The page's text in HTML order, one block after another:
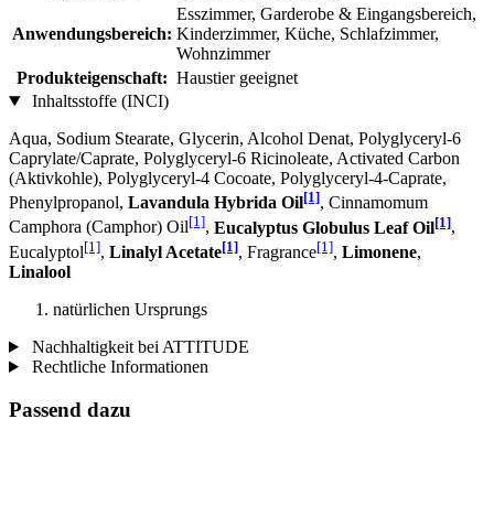
Anwendungsbereich:
Esszimmer, Garderobe & Eingangsbereich,
Kinderzimmer, Küche, Schlafzimmer,
Wohnzimmer
Produkteigenschaft: Haustier geeignet
Inhaltsstoffe (INCI)
Aqua, Sodium Stearate, Glycerin, Alcohol Denat, Polyglyceryl-6
Caprylate/Caprate, Polyglyceryl-6 Ricinoleate, Activated Carbon
(Aktivkohle), Polyglyceryl-4 Cocoate, Polyglyceryl-4-Caprate,
Phenylpropanol, Lavandula Hybrida Oil[1], Cinnamomum
Camphora (Camphor) Oil[1], Eucalyptus Globulus Leaf Oil[1],
Eucalyptol[1], Linalyl Acetate[1], Fragrance[1], Limonene,
Linalool
natürlichen Ursprungs
Nachhaltigkeit bei ATTITUDE
Rechtliche Informationen
Passend dazu